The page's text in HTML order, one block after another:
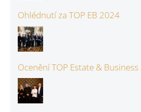
Ohlédnutí za TOP EB 2024
Ocenění TOP Estate &